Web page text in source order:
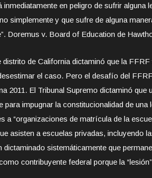
inmediatamente en peligro de sufrir alguna
simplemente y que sufre de alguna
Doremus v. Board of Education de
distrito de California dictaminó que la
el caso. Pero el desafío del
2011. El Tribunal Supremo dictaminó que
para impugnar la constitucionalidad de una
a “organizaciones de matrícula de la
asisten a escuelas privadas, incluyendo
dictaminado sistemáticamente que
contribuyente federal porque la